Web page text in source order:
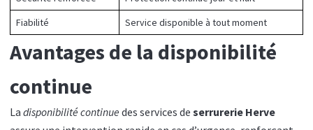
Fiabilité
Service disponible à tout moment
Avantages de la disponibilité
continue
La disponibilité continue des services de serrurerie Herve